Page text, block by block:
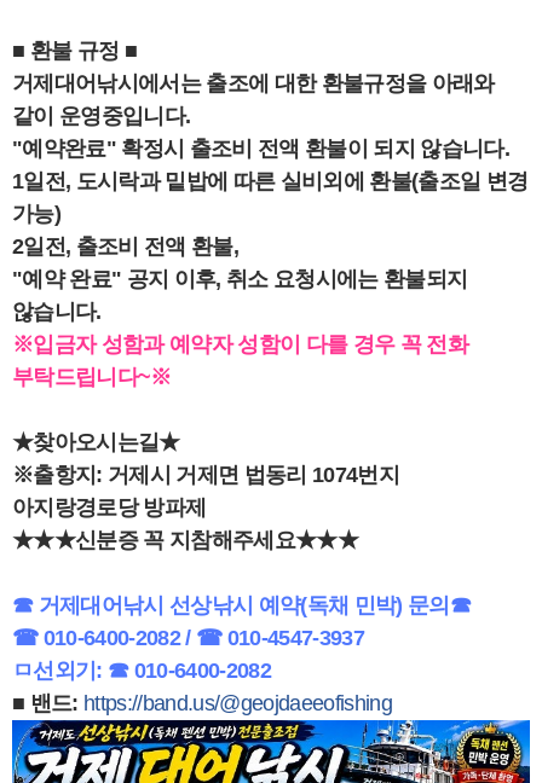
■ 환불 규정 ■
거제대어낚시에서는 출조에 대한 환불규정을 아래와
같이 운영중입니다.
"예약완료" 확정시 출조비 전액 환불이 되지 않습니다.
1일전, 도시락과 밑밥에 따른 실비외에 환불(출조일 변경
가능)
2일전, 출조비 전액 환불,
"예약 완료" 공지 이후, 취소 요청시에는 환불되지
않습니다.
※입금자 성함과 예약자 성함이 다를 경우 꼭 전화
부탁드립니다~※
★찾아오시는길★
※출항지: 거제시 거제면 법동리 1074번지
아지랑경로당 방파제
★★★신분증 꼭 지참해주세요★★★
☎ 거제대어낚시 선상낚시 예약(독채 민박) 문의☎
☎ 010-6400-2082 / ☎ 010-4547-3937
ㅁ선외기: ☎ 010-6400-2082
■ 밴드: https://band.us/@geojdaeeofishing